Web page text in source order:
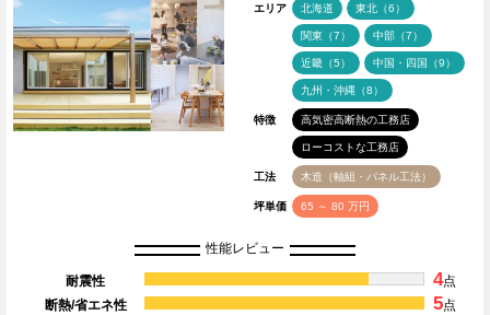
エリア 北海道 東北（6）
関東（7） 中部（7）
近畿（5） 中国・四国（9）
九州・沖縄（8）
特徴 高気密高断熱の工務店
ローコストな工務店
工法 木造（軸組・パネル工法）
坪単価 65 ～ 80 万円
性能レビュー
耐震性 4点
断熱/省エネ性
5点